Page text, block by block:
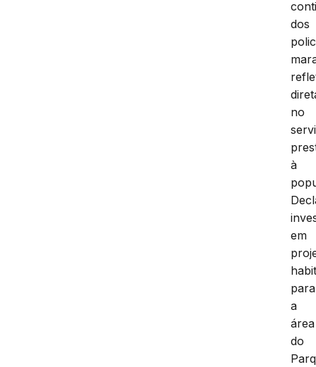
dos
no
à
em
para
a
área
do